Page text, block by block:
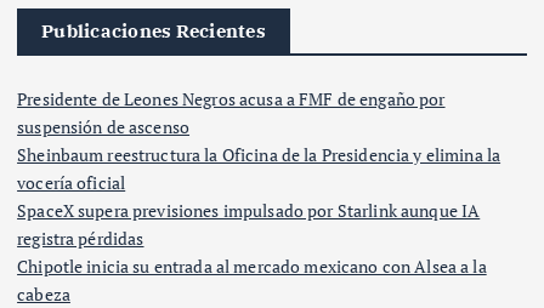
Publicaciones Recientes
Presidente de Leones Negros acusa a FMF de engaño por
suspensión de ascenso
Sheinbaum reestructura la Oficina de la Presidencia y elimina la
vocería oficial
SpaceX supera previsiones impulsado por Starlink aunque IA
registra pérdidas
Chipotle inicia su entrada al mercado mexicano con Alsea a la
cabeza